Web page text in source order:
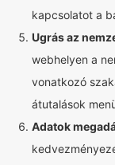
kapcsolatot a
Ugrás az
webhelyen a
vonatkozó
átutalások
Adatok